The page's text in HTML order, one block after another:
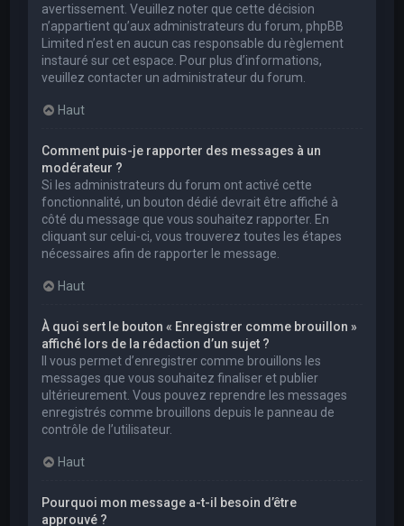
avertissement. Veuillez noter que cette décision
n’appartient qu’aux administrateurs du forum, phpBB
Limited n’est en aucun cas responsable du règlement
instauré sur cet espace. Pour plus d’informations,
veuillez contacter un administrateur du forum.
Haut
Comment puis-je rapporter des messages à un
modérateur ?
Si les administrateurs du forum ont activé cette
fonctionnalité, un bouton dédié devrait être affiché à
côté du message que vous souhaitez rapporter. En
cliquant sur celui-ci, vous trouverez toutes les étapes
nécessaires afin de rapporter le message.
Haut
À quoi sert le bouton « Enregistrer comme brouillon »
affiché lors de la rédaction d’un sujet ?
Il vous permet d’enregistrer comme brouillons les
messages que vous souhaitez finaliser et publier
ultérieurement. Vous pouvez reprendre les messages
enregistrés comme brouillons depuis le panneau de
contrôle de l’utilisateur.
Haut
Pourquoi mon message a-t-il besoin d’être
approuvé ?